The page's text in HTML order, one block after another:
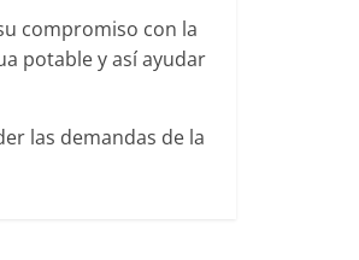
compromiso con la
potable y así ayudar
las demandas de la